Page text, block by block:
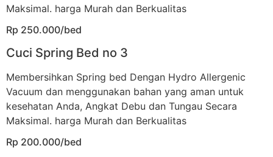
Maksimal. harga Murah dan Berkualitas
Rp 250.000/bed
Cuci Spring Bed no 3
Membersihkan Spring bed Dengan Hydro Allergenic
Vacuum dan menggunakan bahan yang aman untuk
kesehatan Anda, Angkat Debu dan Tungau Secara
Maksimal. harga Murah dan Berkualitas
Rp 200.000/bed